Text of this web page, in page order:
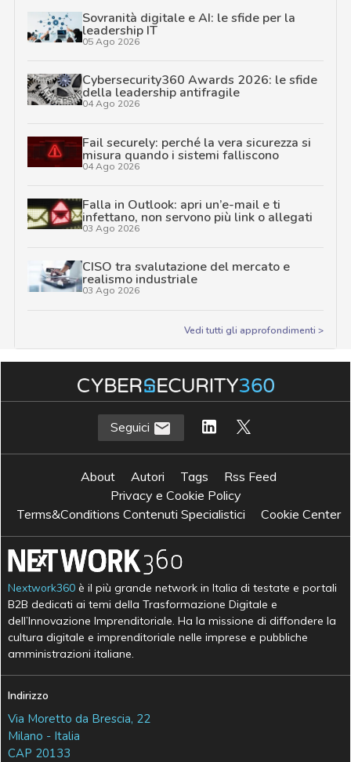
Sovranità digitale e AI: le sfide per la
leadership IT
05 Ago 2026
Cybersecurity360 Awards 2026: le sfide
della leadership antifragile
04 Ago 2026
Fail securely: perché la vera sicurezza si
misura quando i sistemi falliscono
04 Ago 2026
Falla in Outlook: apri un’e-mail e ti
infettano, non servono più link o allegati
03 Ago 2026
CISO tra svalutazione del mercato e
realismo industriale
03 Ago 2026
Vedi tutti gli approfondimenti >
Seguici
About Autori Tags
Rss Feed
Privacy e Cookie Policy
Terms&Conditions Contenuti Specialistici
Cookie Center
Nextwork360 è il più grande network in Italia di testate e portali
B2B dedicati ai temi della Trasformazione Digitale e
dell’Innovazione Imprenditoriale. Ha la missione di diffondere la
cultura digitale e imprenditoriale nelle imprese e pubbliche
amministrazioni italiane.
Indirizzo
Via Moretto da Brescia, 22
Milano - Italia
CAP 20133